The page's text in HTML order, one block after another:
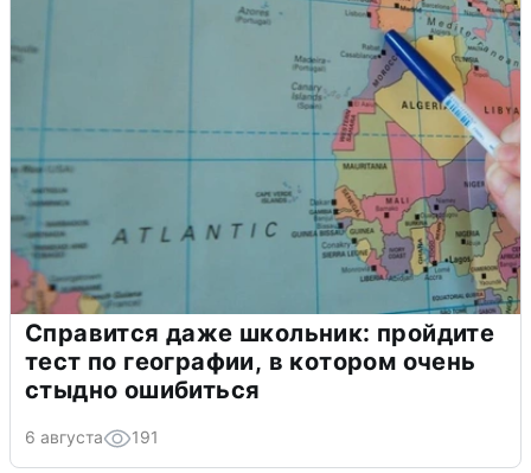
Справится даже школьник: пройдите
тест по географии, в котором очень
стыдно ошибиться
6 августа 191